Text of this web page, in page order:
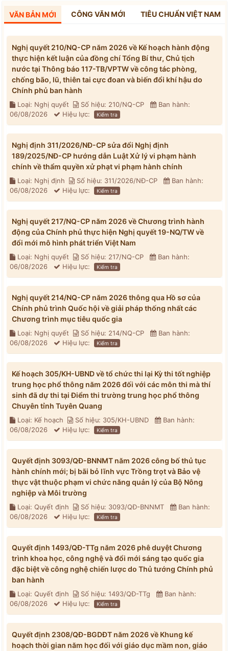
VĂN BẢN MỚI CÔNG VĂN MỚI TIÊU CHUẨN VIỆT NAM
Nghị quyết 210/NQ-CP năm 2026 về Kế hoạch hành động
thực hiện kết luận của đồng chí Tổng Bí thư, Chủ tịch
nước tại Thông báo 117-TB/VPTW về công tác phòng,
chống bão, lũ, thiên tai cực đoan và biến đổi khí hậu do
Chính phủ ban hành
Loại: Nghị quyết Số hiệu: 210/NQ-CP
Ban hành:
06/08/2026
Hiệu lực: Kiểm tra
Nghị định 311/2026/NĐ-CP sửa đổi Nghị định
189/2025/NĐ-CP hướng dẫn Luật Xử lý vi phạm hành
chính về thẩm quyền xử phạt vi phạm hành chính
Loại: Nghị định Số hiệu: 311/2026/NĐ-CP
Ban hành:
06/08/2026
Hiệu lực: Kiểm tra
Nghị quyết 217/NQ-CP năm 2026 về Chương trình hành
động của Chính phủ thực hiện Nghị quyết 19-NQ/TW về
đổi mới mô hình phát triển Việt Nam
Loại: Nghị quyết Số hiệu: 217/NQ-CP
Ban hành:
06/08/2026
Hiệu lực: Kiểm tra
Nghị quyết 214/NQ-CP năm 2026 thông qua Hồ sơ của
Chính phủ trình Quốc hội về giải pháp thống nhất các
Chương trình mục tiêu quốc gia
Loại: Nghị quyết Số hiệu: 214/NQ-CP
Ban hành:
06/08/2026
Hiệu lực: Kiểm tra
Kế hoạch 305/KH-UBND về tổ chức thi lại Kỳ thi tốt nghiệp
trung học phổ thông năm 2026 đối với các môn thi mà thí
sinh đã dự thi tại Điểm thi trường trung học phổ thông
Chuyên tỉnh Tuyên Quang
Loại: Kế hoạch Số hiệu: 305/KH-UBND
Ban hành:
06/08/2026
Hiệu lực: Kiểm tra
Quyết định 3093/QĐ-BNNMT năm 2026 công bố thủ tục
hành chính mới; bị bãi bỏ lĩnh vực Trồng trọt và Bảo vệ
thực vật thuộc phạm vi chức năng quản lý của Bộ Nông
nghiệp và Môi trường
Loại: Quyết định Số hiệu: 3093/QĐ-BNNMT
Ban hành:
06/08/2026
Hiệu lực: Kiểm tra
Quyết định 1493/QĐ-TTg năm 2026 phê duyệt Chương
trình khoa học, công nghệ và đổi mới sáng tạo quốc gia
đặc biệt về công nghệ chiến lược do Thủ tướng Chính phủ
ban hành
Loại: Quyết định Số hiệu: 1493/QĐ-TTg
Ban hành:
06/08/2026
Hiệu lực: Kiểm tra
Quyết định 2308/QĐ-BGDĐT năm 2026 về Khung kế
hoạch thời gian năm học đối với giáo dục mầm non, giáo